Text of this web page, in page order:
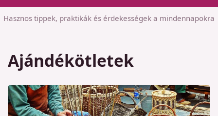
Hasznos tippek, praktikák és érdekességek a mindennapokra
Ajándékötletek